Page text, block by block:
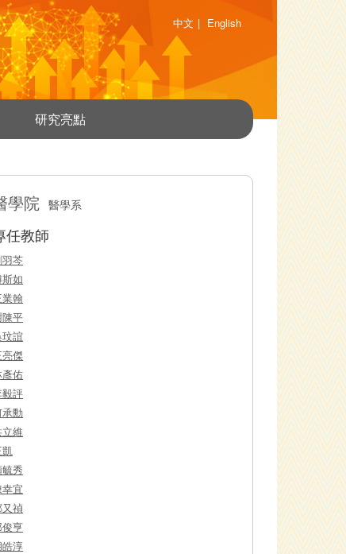
中文 | English
研究亮點
學院 醫學系
任教師
芩
如
業翰
平
誼
亮傑
佑
評
勳
維
凱
毓秀
宜
禎
亨
淳